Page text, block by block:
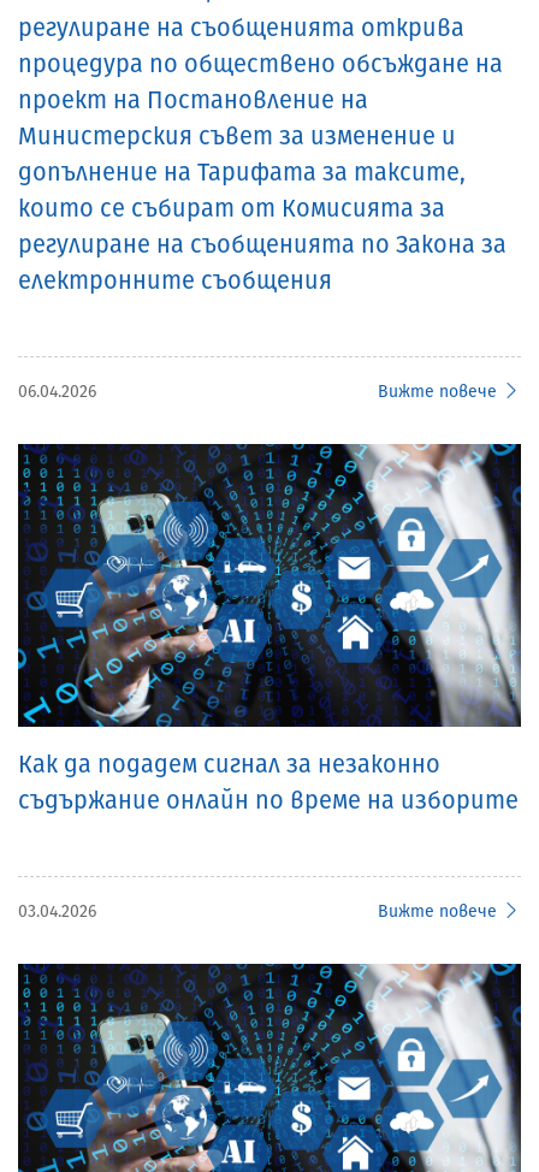
регулиране на съобщенията открива
процедура по обществено обсъждане на
проект на Постановление на
Министерския съвет за изменение и
допълнение на Тарифата за таксите,
които се събират от Комисията за
регулиране на съобщенията по Закона за
електронните съобщения
06.04.2026 Вижте повече
Как да подадем сигнал за незаконно
съдържание онлайн по време на изборите
03.04.2026 Вижте повече